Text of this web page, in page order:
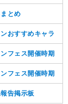
とめ
おすすめキャラ
フェス開催時期
フェス開催時期
告掲示板